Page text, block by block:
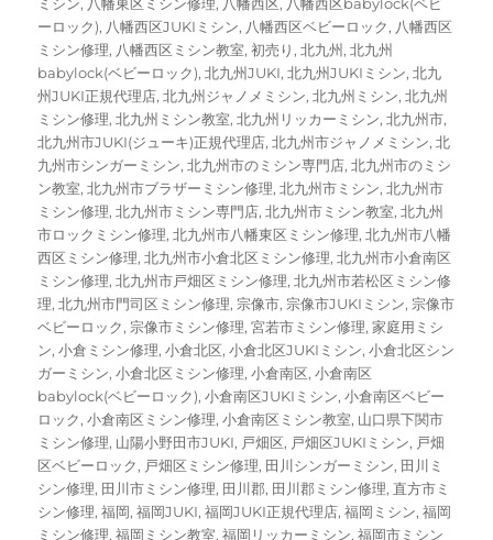
ミシン, 八幡東区ミシン修理, 八幡西区, 八幡西区babylock(ベビ
ーロック), 八幡西区JUKIミシン, 八幡西区ベビーロック, 八幡西区
ミシン修理, 八幡西区ミシン教室,初売り,北九州,北九州
babylock(ベビーロック),北九州JUKI,北九州JUKIミシン,北九
州JUKI正規代理店,北九州ジャノメミシン,北九州ミシン,北九州
ミシン修理,北九州ミシン教室,北九州リッカーミシン,北九州市,
北九州市JUKI(ジューキ)正規代理店,北九州市ジャノメミシン,北
九州市シンガーミシン,北九州市のミシン専門店,北九州市のミシ
ン教室,北九州市ブラザーミシン修理,北九州市ミシン,北九州市
ミシン修理,北九州市ミシン専門店,北九州市ミシン教室,北九州
市ロックミシン修理,北九州市八幡東区ミシン修理,北九州市八幡
西区ミシン修理,北九州市小倉北区ミシン修理,北九州市小倉南区
ミシン修理,北九州市戸畑区ミシン修理,北九州市若松区ミシン修
理,北九州市門司区ミシン修理,宗像市,宗像市JUKIミシン,宗像市
ベビーロック,宗像市ミシン修理,宮若市ミシン修理,家庭用ミシ
ン,小倉ミシン修理,小倉北区,小倉北区JUKIミシン,小倉北区シン
ガーミシン,小倉北区ミシン修理,小倉南区,小倉南区
babylock(ベビーロック),小倉南区JUKIミシン,小倉南区ベビー
ロック,小倉南区ミシン修理,小倉南区ミシン教室, 山口県下関市
ミシン修理, 山陽小野田市JUKI, 戸畑区, 戸畑区JUKIミシン, 戸畑
区ベビーロック, 戸畑区ミシン修理, 田川シンガーミシン, 田川ミ
シン修理, 田川市ミシン修理, 田川郡, 田川郡ミシン修理, 直方市ミ
シン修理,福岡,福岡JUKI,福岡JUKI正規代理店,福岡ミシン,福岡
ミシン修理,福岡ミシン教室,福岡リッカーミシン,福岡市ミシン